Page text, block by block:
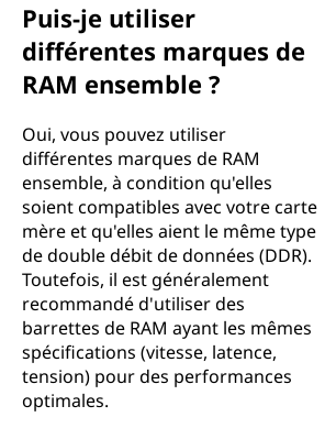
Puis-je utiliser
différentes marques de
RAM ensemble ?
Oui, vous pouvez utiliser
différentes marques de RAM
ensemble, à condition qu'elles
soient compatibles avec votre carte
mère et qu'elles aient le même type
de double débit de données (DDR).
Toutefois, il est généralement
recommandé d'utiliser des
barrettes de RAM ayant les mêmes
spécifications (vitesse, latence,
tension) pour des performances
optimales.